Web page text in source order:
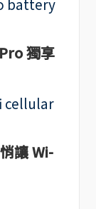
獨享
讓 Wi-